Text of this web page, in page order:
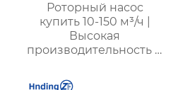
Роторный насос
купить 10-150 м³/ч |
Высокая
производительность и
промышленности от